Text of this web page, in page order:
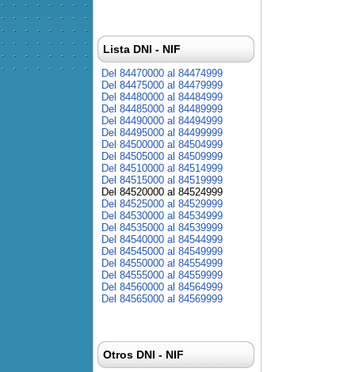
Lista DNI - NIF
Del 84470000 al 84474999
Del 84475000 al 84479999
Del 84480000 al 84484999
Del 84485000 al 84489999
Del 84490000 al 84494999
Del 84495000 al 84499999
Del 84500000 al 84504999
Del 84505000 al 84509999
Del 84510000 al 84514999
Del 84515000 al 84519999
Del 84520000 al 84524999
Del 84525000 al 84529999
Del 84530000 al 84534999
Del 84535000 al 84539999
Del 84540000 al 84544999
Del 84545000 al 84549999
Del 84550000 al 84554999
Del 84555000 al 84559999
Del 84560000 al 84564999
Del 84565000 al 84569999
Otros DNI - NIF